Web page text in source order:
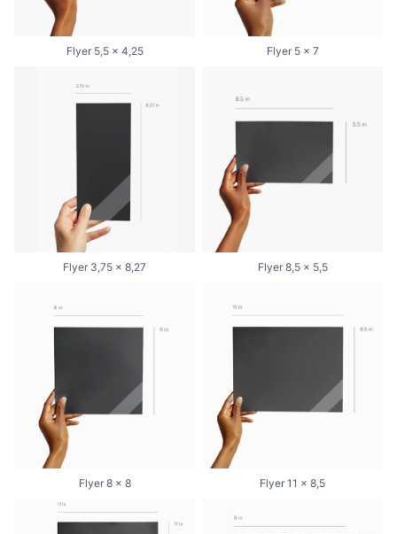
Flyer 5,5 x 4,25 Flyer 5 x 7
Flyer 3,75 x 8,27 Flyer 8,5 x 5,5
Flyer 8 x 8 Flyer 11 x 8,5